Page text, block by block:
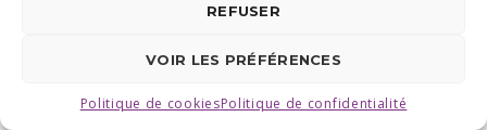
REFUSER
VOIR LES PRÉFÉRENCES
Politique de cookiesPolitique de confidentialité